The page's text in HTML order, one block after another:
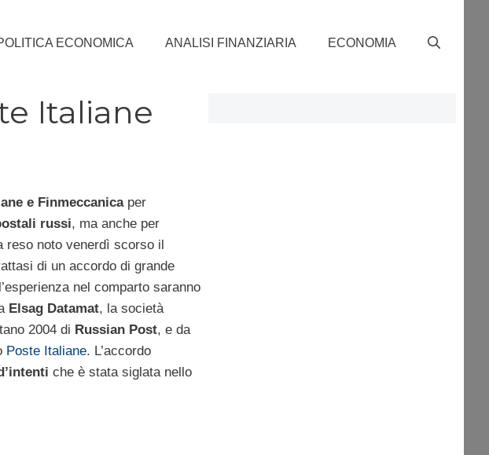
ECONOMICA ANALISI FINANZIARIA ECONOMIA
Italiane
e Finmeccanicaper
russi, ma anche per
reso noto venerdì scorso il
di un accordo di grande
nel comparto saranno
Elsag Datamat, la società
2004 di Russian Post, e da
Poste Italiane. L’accordo
che è stata siglata nello